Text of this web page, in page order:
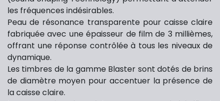
les fréquences indésirables.
Peau de résonance transparente pour caisse claire
fabriquée avec une épaisseur de film de 3 millièmes,
offrant une réponse contrôlée à tous les niveaux de
dynamique.
Les timbres de la gamme Blaster sont dotés de brins
de diamètre moyen pour accentuer la présence de
la caisse claire.